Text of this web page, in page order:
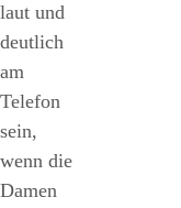
laut und
deutlich
am
Telefon
sein,
wenn die
Damen